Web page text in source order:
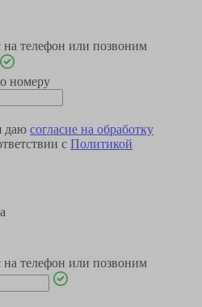
телефон или позвоним
номеру
даю согласие на обработку
с Политикой
телефон или позвоним